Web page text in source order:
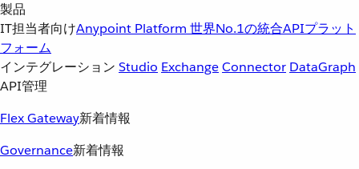
製品
IT担当者向けAnypoint Platform 世界No.1の統合APIプラット
フォーム
インテグレーション Studio ExchangeConnector DataGraph
API管理
Flex Gateway新着情報
Governance新着情報